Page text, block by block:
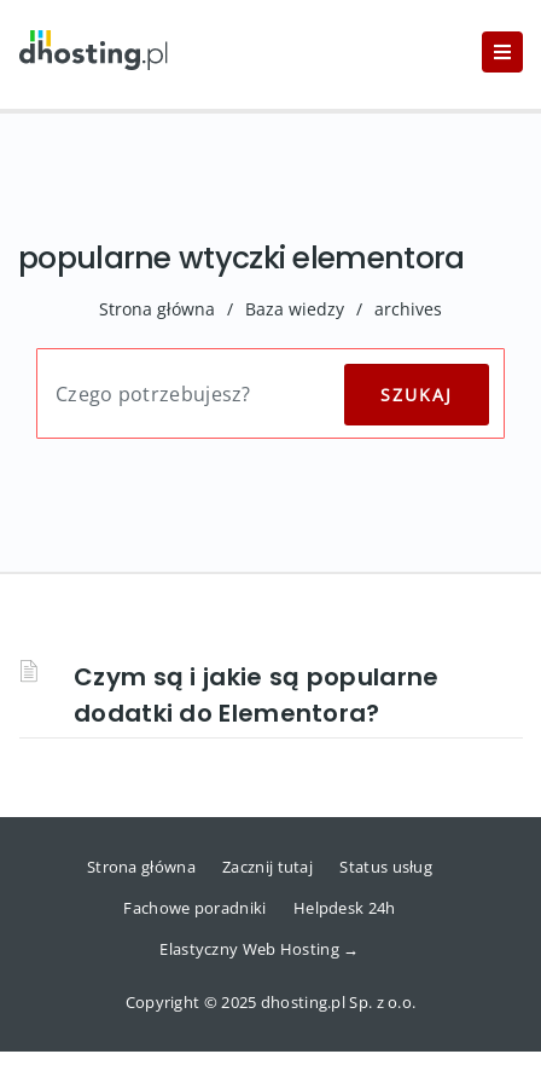
popularne wtyczki elementora
Strona główna / Baza wiedzy / archives
Czym są i jakie są popularne
dodatki do Elementora?
Strona główna Zacznij tutaj
Status usług
Fachowe poradniki
Helpdesk 24h
Elastyczny Web Hosting →
Copyright © 2025 dhosting.pl Sp. z o.o.